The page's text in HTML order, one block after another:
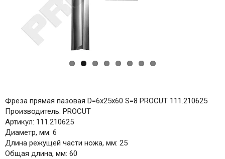
Фреза прямая пазовая D=6x25x60 S=8 PROCUT 111.210625
Производитель: PROCUT
Артикул: 111.210625
Диаметр, мм: 6
Длина режущей части ножа, мм: 25
Общая длина, мм: 60